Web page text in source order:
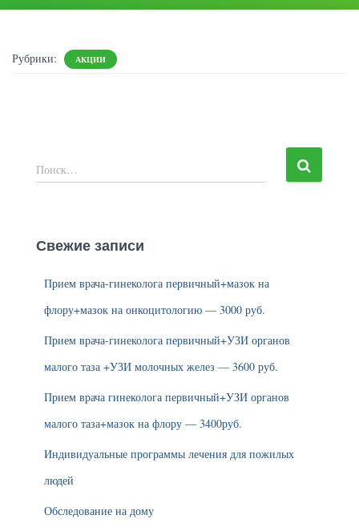
Рубрики: АКЦИИ
Н
а
:
Поиск…
Свежие записи
Прием врача-гинеколога первичный+мазок на
флору+мазок на онкоцитологию — 3000 руб.
Прием врача-гинеколога первичный+УЗИ органов
малого таза +УЗИ молочных желез — 3600 руб.
Прием врача гинеколога первичный+УЗИ органов
малого таза+мазок на флору — 3400руб.
Индивидуальные программы лечения для пожилых
людей
Обследование на дому